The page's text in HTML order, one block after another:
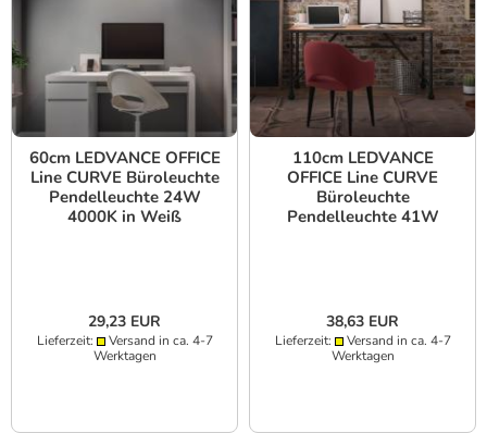
60cm LEDVANCE OFFICE
Line CURVE Büroleuchte
Pendelleuchte 24W
4000K in Weiß
29,23 EUR
Lieferzeit:
Versand in ca. 4-7
Werktagen
110cm LEDVANCE
OFFICE Line CURVE
Büroleuchte
Pendelleuchte 41W
38,63 EUR
Lieferzeit:
Versand in ca. 4-7
Werktagen